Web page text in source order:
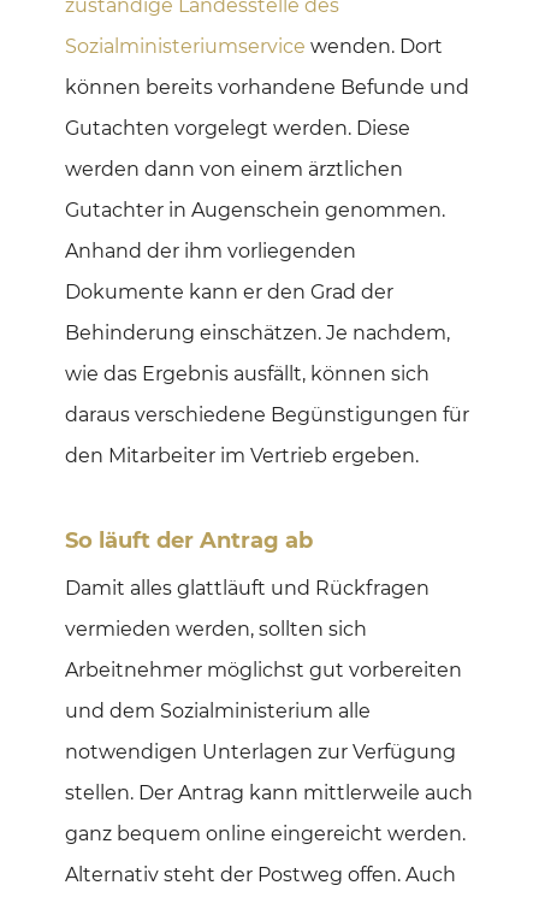
zuständige Landesstelle des
Sozialministeriumservice wenden. Dort
können bereits vorhandene Befunde und
Gutachten vorgelegt werden. Diese
werden dann von einem ärztlichen
Gutachter in Augenschein genommen.
Anhand der ihm vorliegenden
Dokumente kann er den Grad der
Behinderung einschätzen. Je nachdem,
wie das Ergebnis ausfällt, können sich
daraus verschiedene Begünstigungen für
den Mitarbeiter im Vertrieb ergeben.
So läuft der Antrag ab
Damit alles glattläuft und Rückfragen
vermieden werden, sollten sich
Arbeitnehmer möglichst gut vorbereiten
und dem Sozialministerium alle
notwendigen Unterlagen zur Verfügung
stellen. Der Antrag kann mittlerweile auch
ganz bequem online eingereicht werden.
Alternativ steht der Postweg offen. Auch